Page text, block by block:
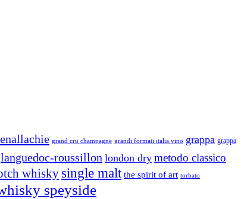
grand cru champagne grandi formati italia vino grappa grappa
languedoc-roussillon london dry metodo classico
whisky single malt the spirit of art torbato
speyside